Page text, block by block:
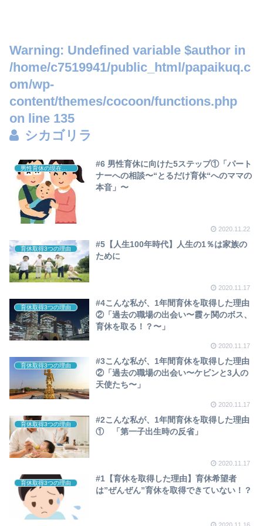
Warning: Undefined variable $author in
/home/c7519941/public_html/papaikuq.c
om/wp-
content/themes/cocoon/functions.php
on line 135
シカゴリラ
#6 男性育休に向けた5ステップ①「パート
ナーへの相談〜“とるだけ育休“へのママの
本音」〜
2020.11.22
育休取得3つの理由
#5【人生100年時代】人生の1％は家族の
ために
2020.11.17
育休取得3つの理由
#4こんな私が、1年間育休を取得した理由
②「過去の職場の出会い〜霞ヶ関のボス、
育休を取る！？〜」
2020.11.17
育休取得3つの理由
#3こんな私が、1年間育休を取得した理由
②「過去の職場の出会い〜ケビンと3人の
天使たち〜」
2020.11.17
育休取得3つの理由
#2こんな私が、1年間育休を取得した理由
① 「第一子出生時の反省」
2020.11.17
育休取得3つの理由
#1【育休を取得した理由】育休希望者
は”ぜんぜん”育休を取得できていない！？